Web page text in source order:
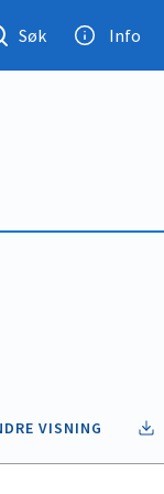
Søk Info
VISNING